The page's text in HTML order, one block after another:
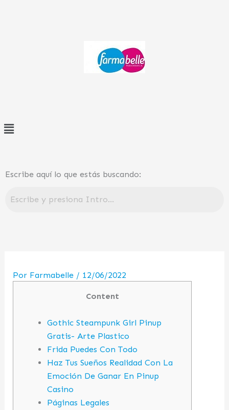
Menú
Escribe aquí lo que estás buscando:
Por Farmabelle / 12/06/2022
Content
Gothic Steampunk Girl Pinup
Gratis- Arte Plastico
Frida Puedes Con Todo
Haz Tus Sueños Realidad Con La
Emoción De Ganar En Pinup
Casino
Páginas Legales